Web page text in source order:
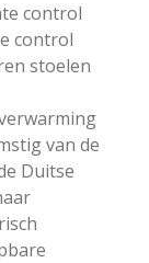
control
control
stoelen
van de
Duitse